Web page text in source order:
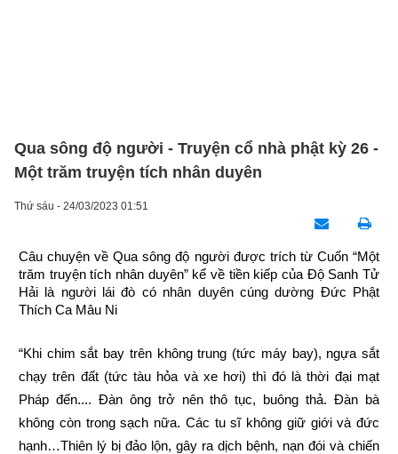
Qua sông độ người - Truyện cổ nhà phật kỳ 26 -
Một trăm truyện tích nhân duyên
Thứ sáu - 24/03/2023 01:51
Câu chuyện về Qua sông độ người được trích từ Cuốn “Một
trăm truyện tích nhân duyên” kể về tiền kiếp của Độ Sanh Tử
Hải là người lái đò có nhân duyên cúng dường Đức Phật
Thích Ca Mâu Ni
“Khi chim sắt bay trên không trung (tức máy bay), ngựa sắt
chạy trên đất (tức tàu hỏa và xe hơi) thì đó là thời đại mạt
Pháp đến.... Đàn ông trở nên thô tục, buông thả. Đàn bà
không còn trong sạch nữa. Các tu sĩ không giữ giới và đức
hạnh…Thiên lý bị đảo lộn, gây ra dịch bệnh, nạn đói và chiến